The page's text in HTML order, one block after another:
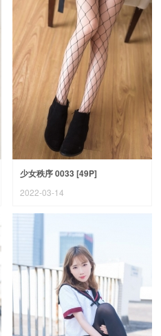
少女秩序 0033 [49P]
2022-03-14